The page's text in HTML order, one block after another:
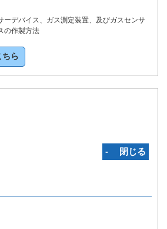
ーデバイス、ガス測定装置、及びガスセンサ
の作製方法
ちら
‐ 閉じる